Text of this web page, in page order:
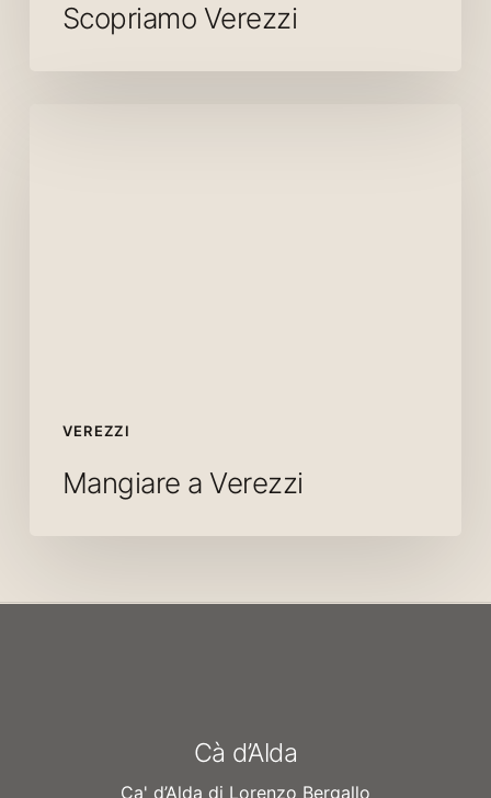
Scopriamo Verezzi
VEREZZI
Mangiare a Verezzi
Cà d’Alda
Ca' d’Alda di Lorenzo Bergallo